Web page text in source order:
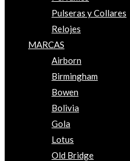
Pulseras y Collares
Relojes
MARCAS
Airborn
Birmingham
Bowen
Bolivia
Gola
Lotus
Old Bridge